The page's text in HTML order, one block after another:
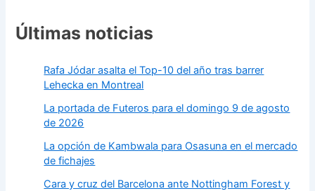
Últimas noticias
Rafa Jódar asalta el Top-10 del año tras barrer
Lehecka en Montreal
La portada de Futeros para el domingo 9 de agosto
de 2026
La opción de Kambwala para Osasuna en el mercado
de fichajes
Cara y cruz del Barcelona ante Nottingham Forest y